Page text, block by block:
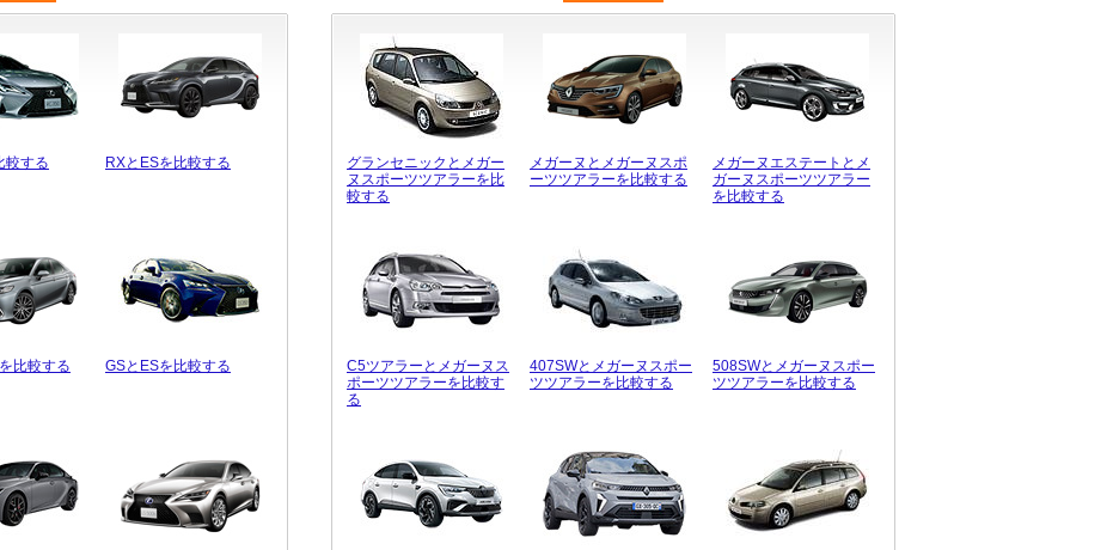
較する RXとESを比較する
比較する GSとESを比較する
グランセニックとメガー
ヌスポーツツアラーを比
較する
メガーヌとメガーヌスポ
ーツツアラーを比較する
メガーヌエステートとメ
ガーヌスポーツツアラー
を比較する
C5ツアラーとメガーヌス
ポーツツアラーを比較す
る
407SWとメガーヌスポー
ツツアラーを比較する
508SWとメガーヌスポー
ツツアラーを比較する